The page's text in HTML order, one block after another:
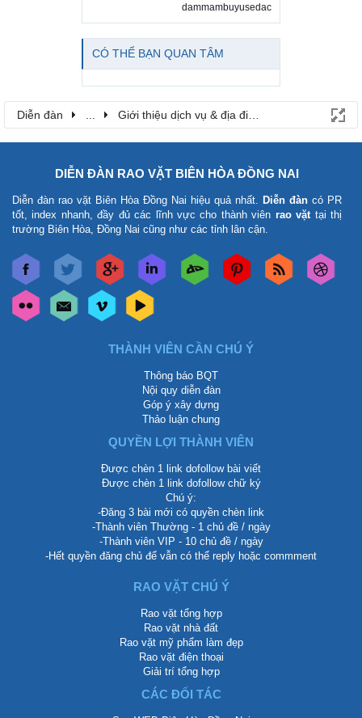
dammambuyusedac
CÓ THỂ BẠN QUAN TÂM
Diễn đàn Giới thiệu dịch vụ & địa điểm
DIỄN ĐÀN RAO VẶT BIÊN HÒA ĐỒNG NAI
Diễn đàn rao vặt Biên Hòa Đồng Nai hiệu quả nhất. Diễn đàn có PR
tốt, index nhanh, đầy đủ các lĩnh vực cho thành viên rao vặt tại thị
trường Biên Hòa, Đồng Nai cũng như các tỉnh lân cận.
THÀNH VIÊN CẦN CHÚ Ý
Thông báo BQT
Nội quy diễn đàn
Góp ý xây dựng
Thảo luận chung
QUYỀN LỢI THÀNH VIÊN
Được chèn 1 link dofollow bài viết
Được chèn 1 link dofollow chữ ký
Chú ý:
-Đăng 3 bài mới có quyền chèn link
-Thành viên Thường - 1 chủ đề / ngày
-Thành viên VIP - 10 chủ đề / ngày
-Hết quyền đăng chủ để vẫn có thể reply hoặc commment
RAO VẶT CHÚ Ý
Rao vặt tổng hợp
Rao vặt nhà đất
Rao vặt mỹ phẩm làm đẹp
Rao vặt điện thoại
Giải trí tổng hợp
CÁC ĐỐI TÁC